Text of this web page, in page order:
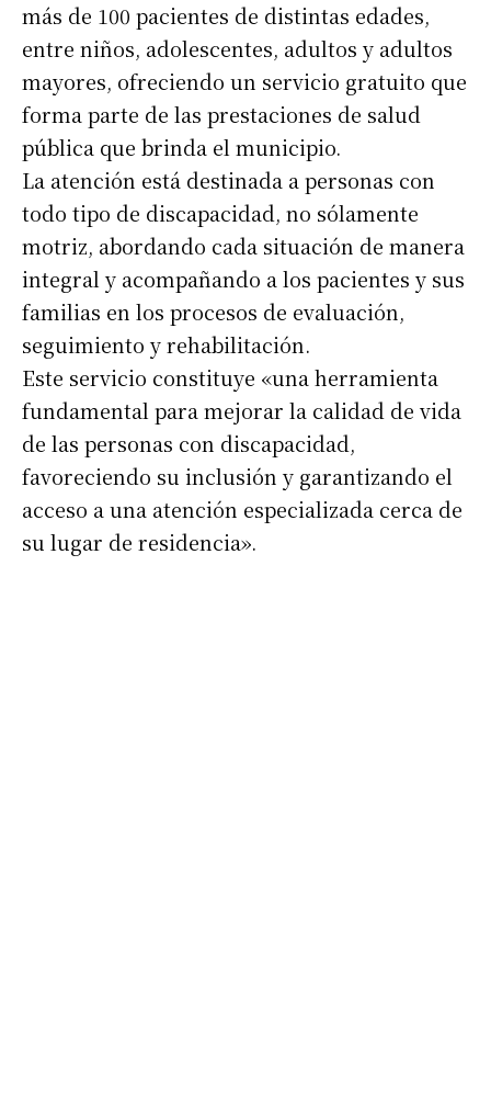
más de 100 pacientes de distintas edades,
entre niños, adolescentes, adultos y adultos
mayores, ofreciendo un servicio gratuito que
forma parte de las prestaciones de salud
pública que brinda el municipio.
La atención está destinada a personas con
todo tipo de discapacidad, no sólamente
motriz, abordando cada situación de manera
integral y acompañando a los pacientes y sus
familias en los procesos de evaluación,
seguimiento y rehabilitación.
Este servicio constituye «una herramienta
fundamental para mejorar la calidad de vida
de las personas con discapacidad,
favoreciendo su inclusión y garantizando el
acceso a una atención especializada cerca de
su lugar de residencia».